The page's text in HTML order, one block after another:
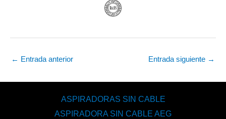
← Entrada anterior Entrada siguiente →
ASPIRADORAS SIN CABLE
ASPIRADORA SIN CABLE AEG